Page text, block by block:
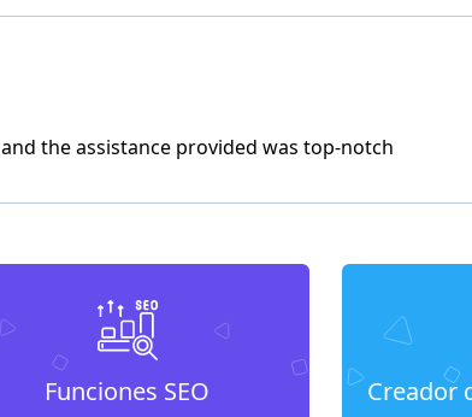
the assistance provided was top-notch
Funciones SEO Creador